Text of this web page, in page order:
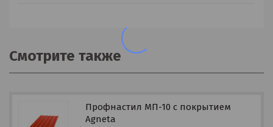
Смотрите также
Профнастил МП-10 с покрытием
Agneta